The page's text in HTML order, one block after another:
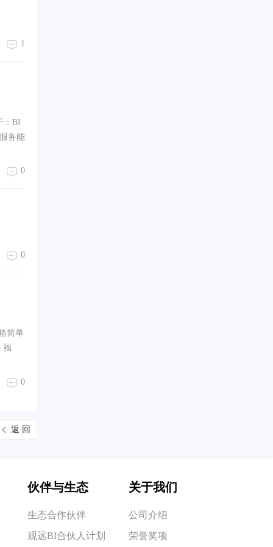
1
：BI
务能
0
0
简单
福
0
返 回
伙伴与生态
生态合作伙伴
观远BI合伙人计划
关于我们
公司介绍
荣誉奖项